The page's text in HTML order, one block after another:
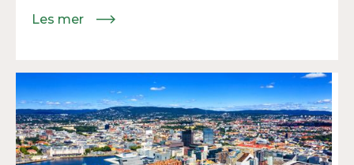
Les mer